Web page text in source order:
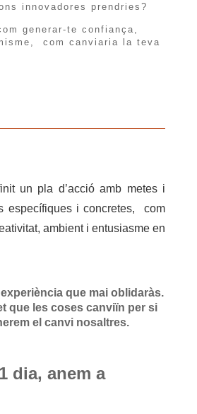
innovadores prendries?
generar-te confiança,
com canviaria la teva
un pla d’acció amb metes i
específiques i concretes, com
ambient i entusiasme en
que mai oblidaràs.
que les coses canviïn per si
el canvi nosaltres.
dia, anem a